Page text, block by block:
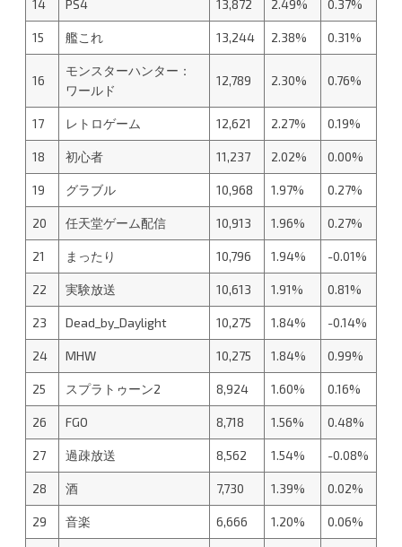
14 PS4 13,872 2.49% 0.37%
15 艦これ 13,244 2.38% 0.31%
16
モンスターハンター：
ワールド
12,789 2.30% 0.76%
17 レトロゲーム 12,621 2.27% 0.19%
18 初心者 11,237 2.02% 0.00%
19 グラブル 10,968 1.97% 0.27%
20 任天堂ゲーム配信 10,913 1.96% 0.27%
21 まったり 10,796 1.94% -0.01%
22 実験放送 10,613 1.91% 0.81%
23 Dead_by_Daylight 10,275 1.84% -0.14%
24 MHW 10,275 1.84% 0.99%
25 スプラトゥーン2 8,924 1.60% 0.16%
26 FGO 8,718 1.56% 0.48%
27 過疎放送 8,562 1.54% -0.08%
28 酒 7,730 1.39% 0.02%
29 音楽 6,666 1.20% 0.06%